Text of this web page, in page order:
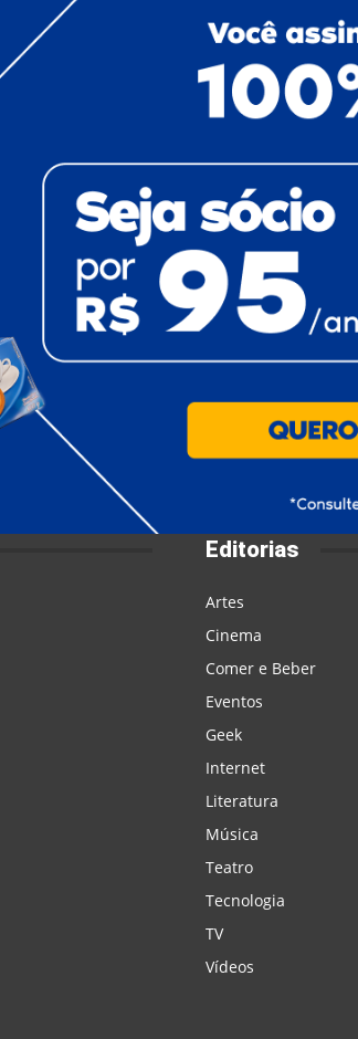
Editorias
Artes
Cinema
Comer e Beber
Eventos
Geek
Internet
Literatura
Música
Teatro
Tecnologia
TV
Vídeos